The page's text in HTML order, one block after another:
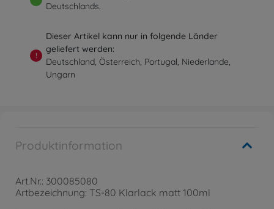
Deutschlands.
!
Dieser Artikel kann nur in folgende Länder
geliefert werden:
Deutschland, Österreich, Portugal, Niederlande,
Ungarn
Produktinformation
Art.Nr.: 300085080
Artbezeichnung: TS-80 Klarlack matt 100ml